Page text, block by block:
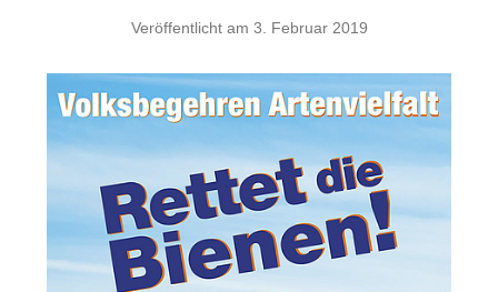
Veröffentlicht am 3. Februar 2019